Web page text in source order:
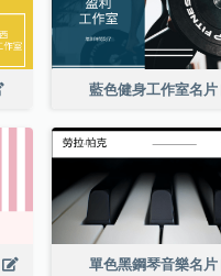
藍色健身工作室名片
單色黑鋼琴音樂名片